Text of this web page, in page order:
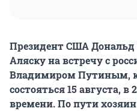
Президент США Дональд
Аляску на встречу с
Владимиром Путиным,
состояться 15 августа,
времени. По пути